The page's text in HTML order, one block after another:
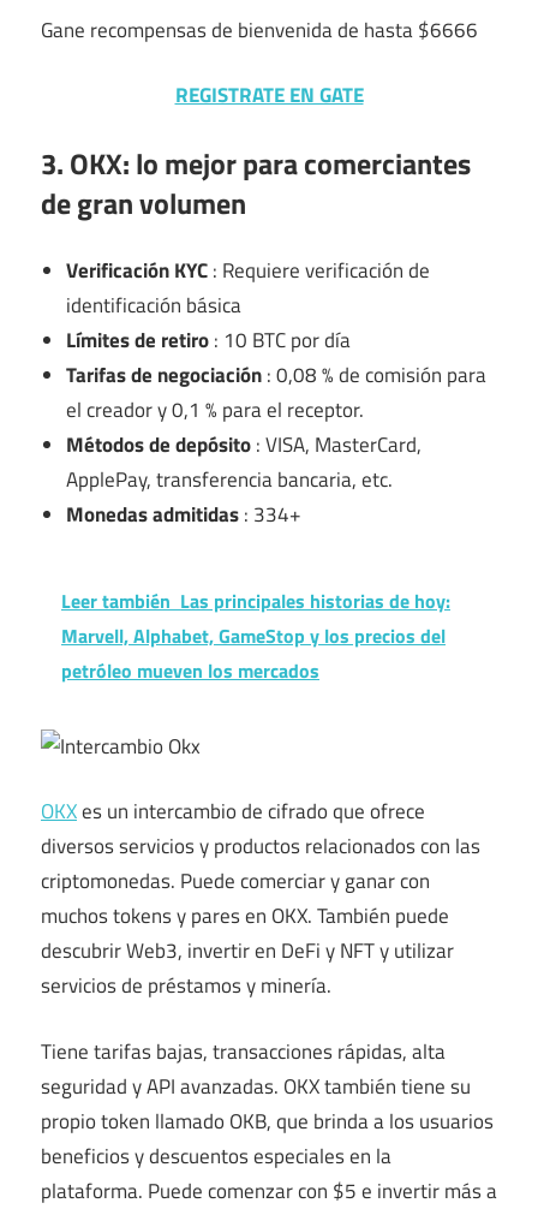
Gane recompensas de bienvenida de hasta $6666
REGISTRATE EN GATE
3. OKX: lo mejor para comerciantes
de gran volumen
Verificación KYC: Requiere verificación de
identificación básica
Límites de retiro: 10 BTC por día
Tarifas de negociación: 0,08 % de comisión para
el creador y 0,1 % para el receptor.
Métodos de depósito: VISA, MasterCard,
ApplePay, transferencia bancaria, etc.
Monedas admitidas: 334+
Leer también Las principales historias de hoy:
Marvell, Alphabet, GameStop y los precios del
petróleo mueven los mercados
OKXes un intercambio de cifrado que ofrece
diversos servicios y productos relacionados con las
criptomonedas. Puede comerciar y ganar con
muchos tokens y pares en OKX. También puede
descubrir Web3, invertir en DeFi y NFT y utilizar
servicios de préstamos y minería.
Tiene tarifas bajas, transacciones rápidas, alta
seguridad y API avanzadas. OKX también tiene su
propio token llamado OKB, que brinda a los usuarios
beneficios y descuentos especiales en la
plataforma. Puede comenzar con $5 e invertir más a